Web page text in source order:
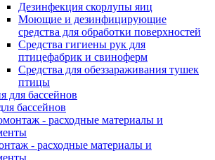
Дезинфекция скорлупы яиц
Моющие и дезинфицирующие
средства для обработки поверхностей
Средства гигиены рук для
птицефабрик и свиноферм
Средства для обеззараживания тушек
птицы
бассейнов
- расходные материалы и